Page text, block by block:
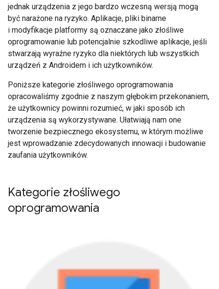
jednak urządzenia z jego bardzo wczesną wersją mogą
być narażone na ryzyko. Aplikacje, pliki binarne
i modyfikacje platformy są oznaczane jako złośliwe
oprogramowanie lub potencjalnie szkodliwe aplikacje, jeśli
stwarzają wyraźne ryzyko dla niektórych lub wszystkich
urządzeń z Androidem i ich użytkowników.
Poniższe kategorie złośliwego oprogramowania
opracowaliśmy zgodnie z naszym głębokim przekonaniem,
że użytkownicy powinni rozumieć, w jaki sposób ich
urządzenia są wykorzystywane. Ułatwiają nam one
tworzenie bezpiecznego ekosystemu, w którym możliwe
jest wprowadzanie zdecydowanych innowacji i budowanie
zaufania użytkowników.
Kategorie złośliwego
oprogramowania